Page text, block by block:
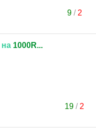
9/ 2
на 1000R...
19 / 2